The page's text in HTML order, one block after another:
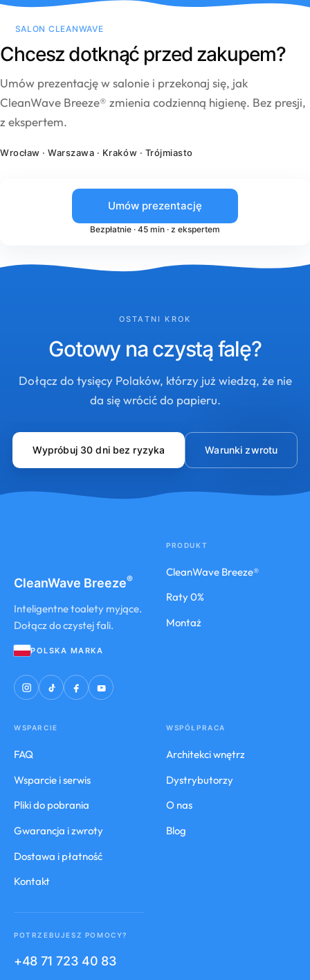
SALON CLEANWAVE
Chcesz dotknąć przed zakupem?
Umów prezentację w salonie i przekonaj się, jak
CleanWave Breeze® zmienia codzienną higienę. Bez presji,
z ekspertem.
Wrocław · Warszawa · Kraków · Trójmiasto
Umów prezentację
Bezpłatnie · 45 min · z ekspertem
OSTATNI KROK
Gotowy na czystą falę?
Dołącz do tysięcy Polaków, którzy już wiedzą, że nie
da się wrócić do papieru.
Wypróbuj 30 dni bez ryzyka Warunki zwrotu
CleanWave Breeze®
Inteligentne toalety myjące.
Dołącz do czystej fali.
POLSKA MARKA
PRODUKT
CleanWave Breeze®
Raty 0%
Montaż
WSPARCIE
FAQ
Wsparcie i serwis
Pliki do pobrania
Gwarancja i zwroty
Dostawa i płatność
Kontakt
WSPÓŁPRACA
Architekci wnętrz
Dystrybutorzy
O nas
Blog
POTRZEBUJESZ POMOCY?
+48 71 723 40 83